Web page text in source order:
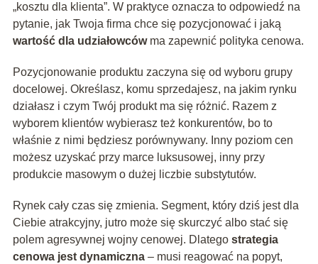
„kosztu dla klienta”. W praktyce oznacza to odpowiedź na
pytanie, jak Twoja firma chce się pozycjonować i jaką
wartość dla udziałowcówma zapewnić polityka cenowa.
Pozycjonowanie produktu zaczyna się od wyboru grupy
docelowej. Określasz, komu sprzedajesz, na jakim rynku
działasz i czym Twój produkt ma się różnić. Razem z
wyborem klientów wybierasz też konkurentów, bo to
właśnie z nimi będziesz porównywany. Inny poziom cen
możesz uzyskać przy marce luksusowej, inny przy
produkcie masowym o dużej liczbie substytutów.
Rynek cały czas się zmienia. Segment, który dziś jest dla
Ciebie atrakcyjny, jutro może się skurczyć albo stać się
polem agresywnej wojny cenowej. Dlatego strategia
cenowa jest dynamiczna– musi reagować na popyt,